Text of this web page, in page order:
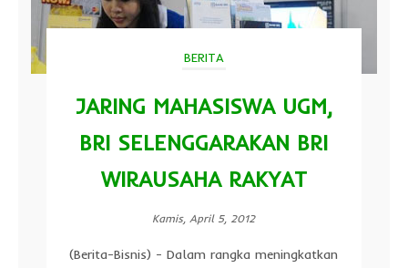
BERITA
JARING MAHASISWA UGM,
BRI SELENGGARAKAN BRI
WIRAUSAHA RAKYAT
Kamis, April 5, 2012
(Berita-Bisnis) - Dalam rangka meningkatkan